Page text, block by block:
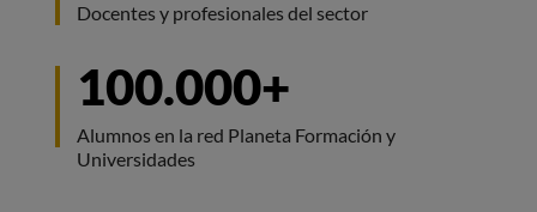
Docentes y profesionales del sector
100.000+
Alumnos en la red Planeta Formación y
Universidades